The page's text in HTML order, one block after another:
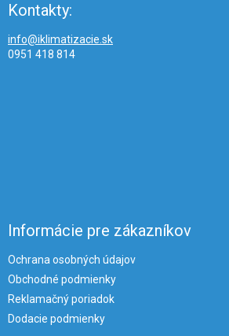
Kontakty:
info@iklimatizacie.sk
0951 418 814
Informácie pre zákazníkov
Ochrana osobných údajov
Obchodné podmienky
Reklamačný poriadok
Dodacie podmienky